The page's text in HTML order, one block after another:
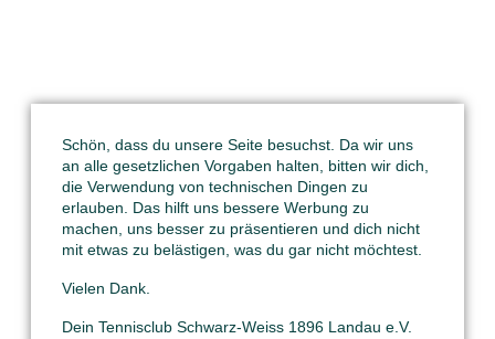
Schön, dass du unsere Seite besuchst. Da wir uns
an alle gesetzlichen Vorgaben halten, bitten wir dich,
die Verwendung von technischen Dingen zu
erlauben. Das hilft uns bessere Werbung zu
machen, uns besser zu präsentieren und dich nicht
mit etwas zu belästigen, was du gar nicht möchtest.
Vielen Dank.
Dein Tennisclub Schwarz-Weiss 1896 Landau e.V.